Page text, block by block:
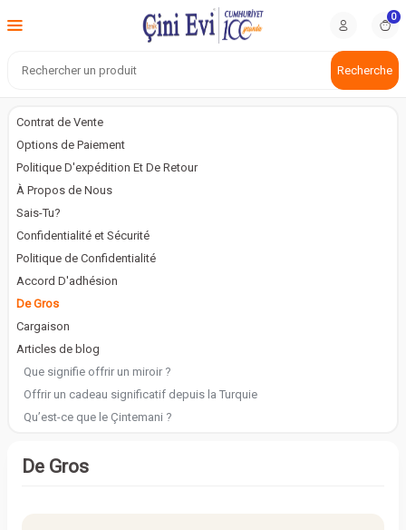
Recherche
0
Contrat de Vente
Options de Paiement
Politique D'expédition Et De Retour
À Propos de Nous
Sais-Tu?
Confidentialité et Sécurité
Politique de Confidentialité
Accord D'adhésion
De Gros
Cargaison
Articles de blog
Que signifie offrir un miroir ?
Offrir un cadeau significatif depuis la Turquie
Qu’est-ce que le Çintemani ?
De Gros